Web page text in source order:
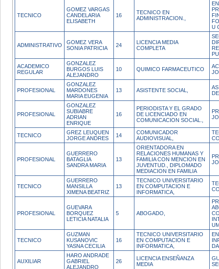
TECNICO
GOMEZ VARGAS
CANDELARIA
ELISABETH
16
TECNICO EN
ADMINISTRACION.,
U
ADMINISTRATIVO
GOMEZ VERA
SONIA PATRICIA
24
LICENCIA MEDIA
COMPLETA
ACADEMICO
REGULAR
GONZALEZ
BURGOS LUIS
ALEJANDRO
10 QUIMICO FARMACEUTICO
PROFESIONAL
GONZALEZ
MARDONES
MARIA EUGENIA
13 ASISTENTE SOCIAL,
PROFESIONAL
GONZALEZ
SUBIABRE
ADRIAN
ENRIQUE
16
PERIODISTA Y EL GRADO
DE LICENCIADO EN
COMUNICACION SOCIAL.,
TECNICO
GREZ LEUQUEN
JORGE ANDRES
14
COMUNICADOR
AUDIOVISUAL,
PROFESIONAL
GUERRERO
BATAGLIA
SANDRA MARIA
13
ORIENTADORA EN
RELACIONES HUMANAS Y
FAMILIA CON MENCION EN
JUVENTUD., DIPLOMADO
MEDIACION EN FAMILIA
TECNICO
GUERRERO
MANSILLA
XIMENA BEATRIZ
13
TECNICO UNIVERSITARIO
EN COMPUTACION E
INFORMATICA,
PROFESIONAL
GUEVARA
BORQUEZ
LETICIA NATALIA
5 ABOGADO,
TECNICO
GUZMAN
KUSANOVIC
YASNA CECILIA
16
TECNICO UNIVERSITARIO
EN COMPUTACION E
INFORMATICA,
AUXILIAR
HARO ANDRADE
GABRIEL
ALEJANDRO
26
LICENCIA ENSEÑANZA
MEDIA